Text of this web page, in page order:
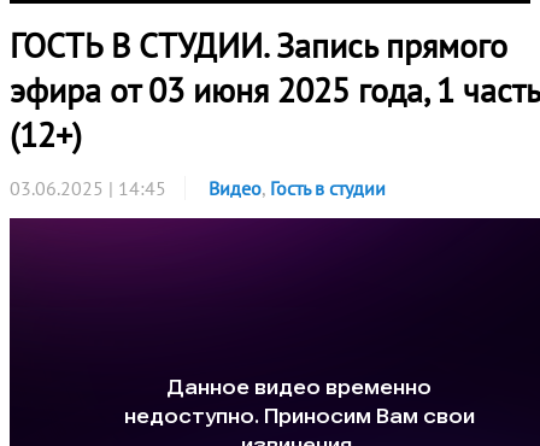
ГОСТЬ В СТУДИИ. Запись прямого
эфира от 03 июня 2025 года, 1 часть
(12+)
03.06.2025 | 14:45 Видео, Гость в студии